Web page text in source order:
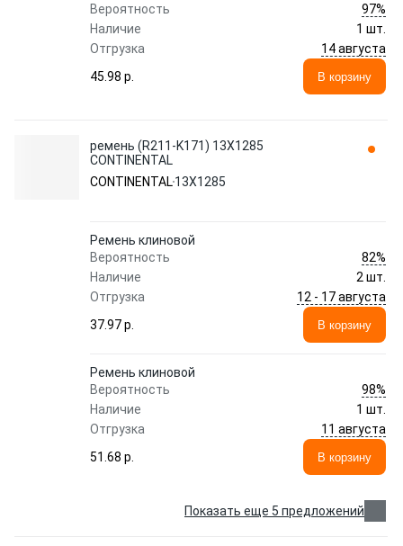
Вероятность
97%
Наличие
1 шт.
Отгрузка
14 августа
45.98 p.
В корзину
ремень (R211-K171) 13X1285
CONTINENTAL
CONTINENTAL13X1285
Ремень клиновой
Вероятность
82%
Наличие
2 шт.
Отгрузка
12 - 17 августа
37.97 p.
В корзину
Ремень клиновой
Вероятность
98%
Наличие
1 шт.
Отгрузка
11 августа
51.68 p.
В корзину
Показать еще 5 предложений